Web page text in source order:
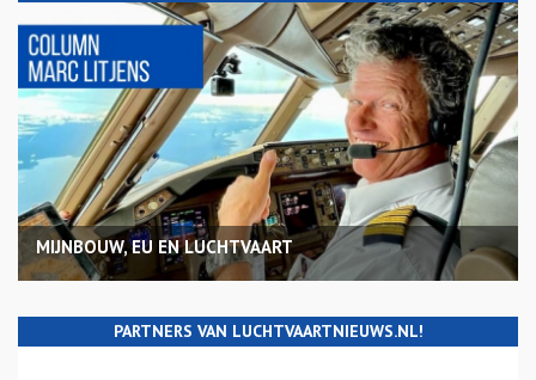
MIJNBOUW, EU EN LUCHTVAART
PARTNERS VAN LUCHTVAARTNIEUWS.NL!